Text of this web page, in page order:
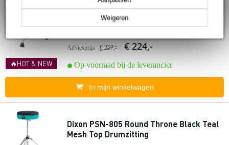
Weigeren
🔥HOT & NEW
Dixon PSN-14HM Hydraulic Throne met
memory foam
Adviesprijs € 257,- € 224,-
Op voorraad bij de leverancier
In mijn winkelwagen
Dixon PSN-805 Round Throne Black Teal
Mesh Top Drumzitting